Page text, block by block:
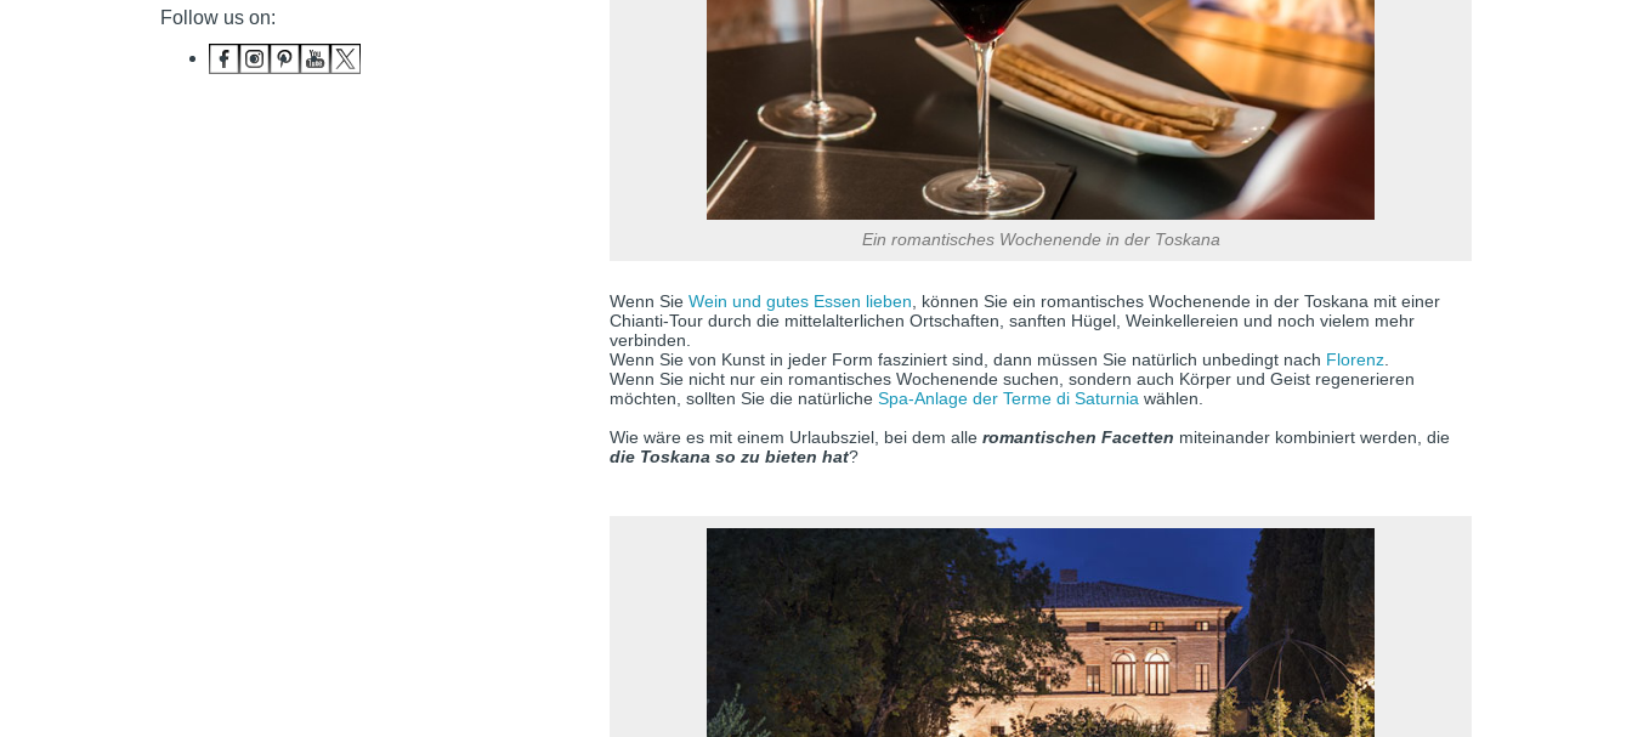
Ein romantisches Wochenende in der Toskana
Wenn Sie Wein und gutes Essen lieben , können Sie ein romantisches Wochenende in der Toskana mit einer
Chianti-Tour durch die mittelalterlichen Ortschaften, sanften Hügel, Weinkellereien und noch vielem mehr
verbinden.
Wenn Sie von Kunst in jeder Form fasziniert sind, dann müssen Sie natürlich unbedingt nach Florenz
Wenn Sie nicht nur ein romantisches Wochenende suchen, sondern auch Körper und Geist regenerieren
möchten, sollten Sie die natürliche Spa-Anlage der Terme di Saturnia wählen.
Wie wäre es mit einem Urlaubsziel, bei dem alle romantischen Facetten miteinander kombiniert werden, die
die Toskana so zu bieten hat?
Follow us on: